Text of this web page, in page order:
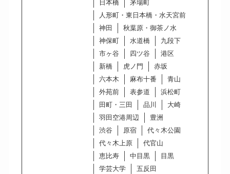
日本橋
茅場町
人形町・東日本橋・水天宮前
神田
秋葉原・御茶ノ水
神保町
水道橋
九段下
市ヶ谷
四ツ谷
港区
新橋
虎ノ門
赤坂
六本木
麻布十番
青山
外苑前
表参道
浜松町
田町・三田
品川
大崎
羽田空港周辺
豊洲
渋谷
原宿
代々木公園
代々木上原
代官山
恵比寿
中目黒
目黒
学芸大学
五反田